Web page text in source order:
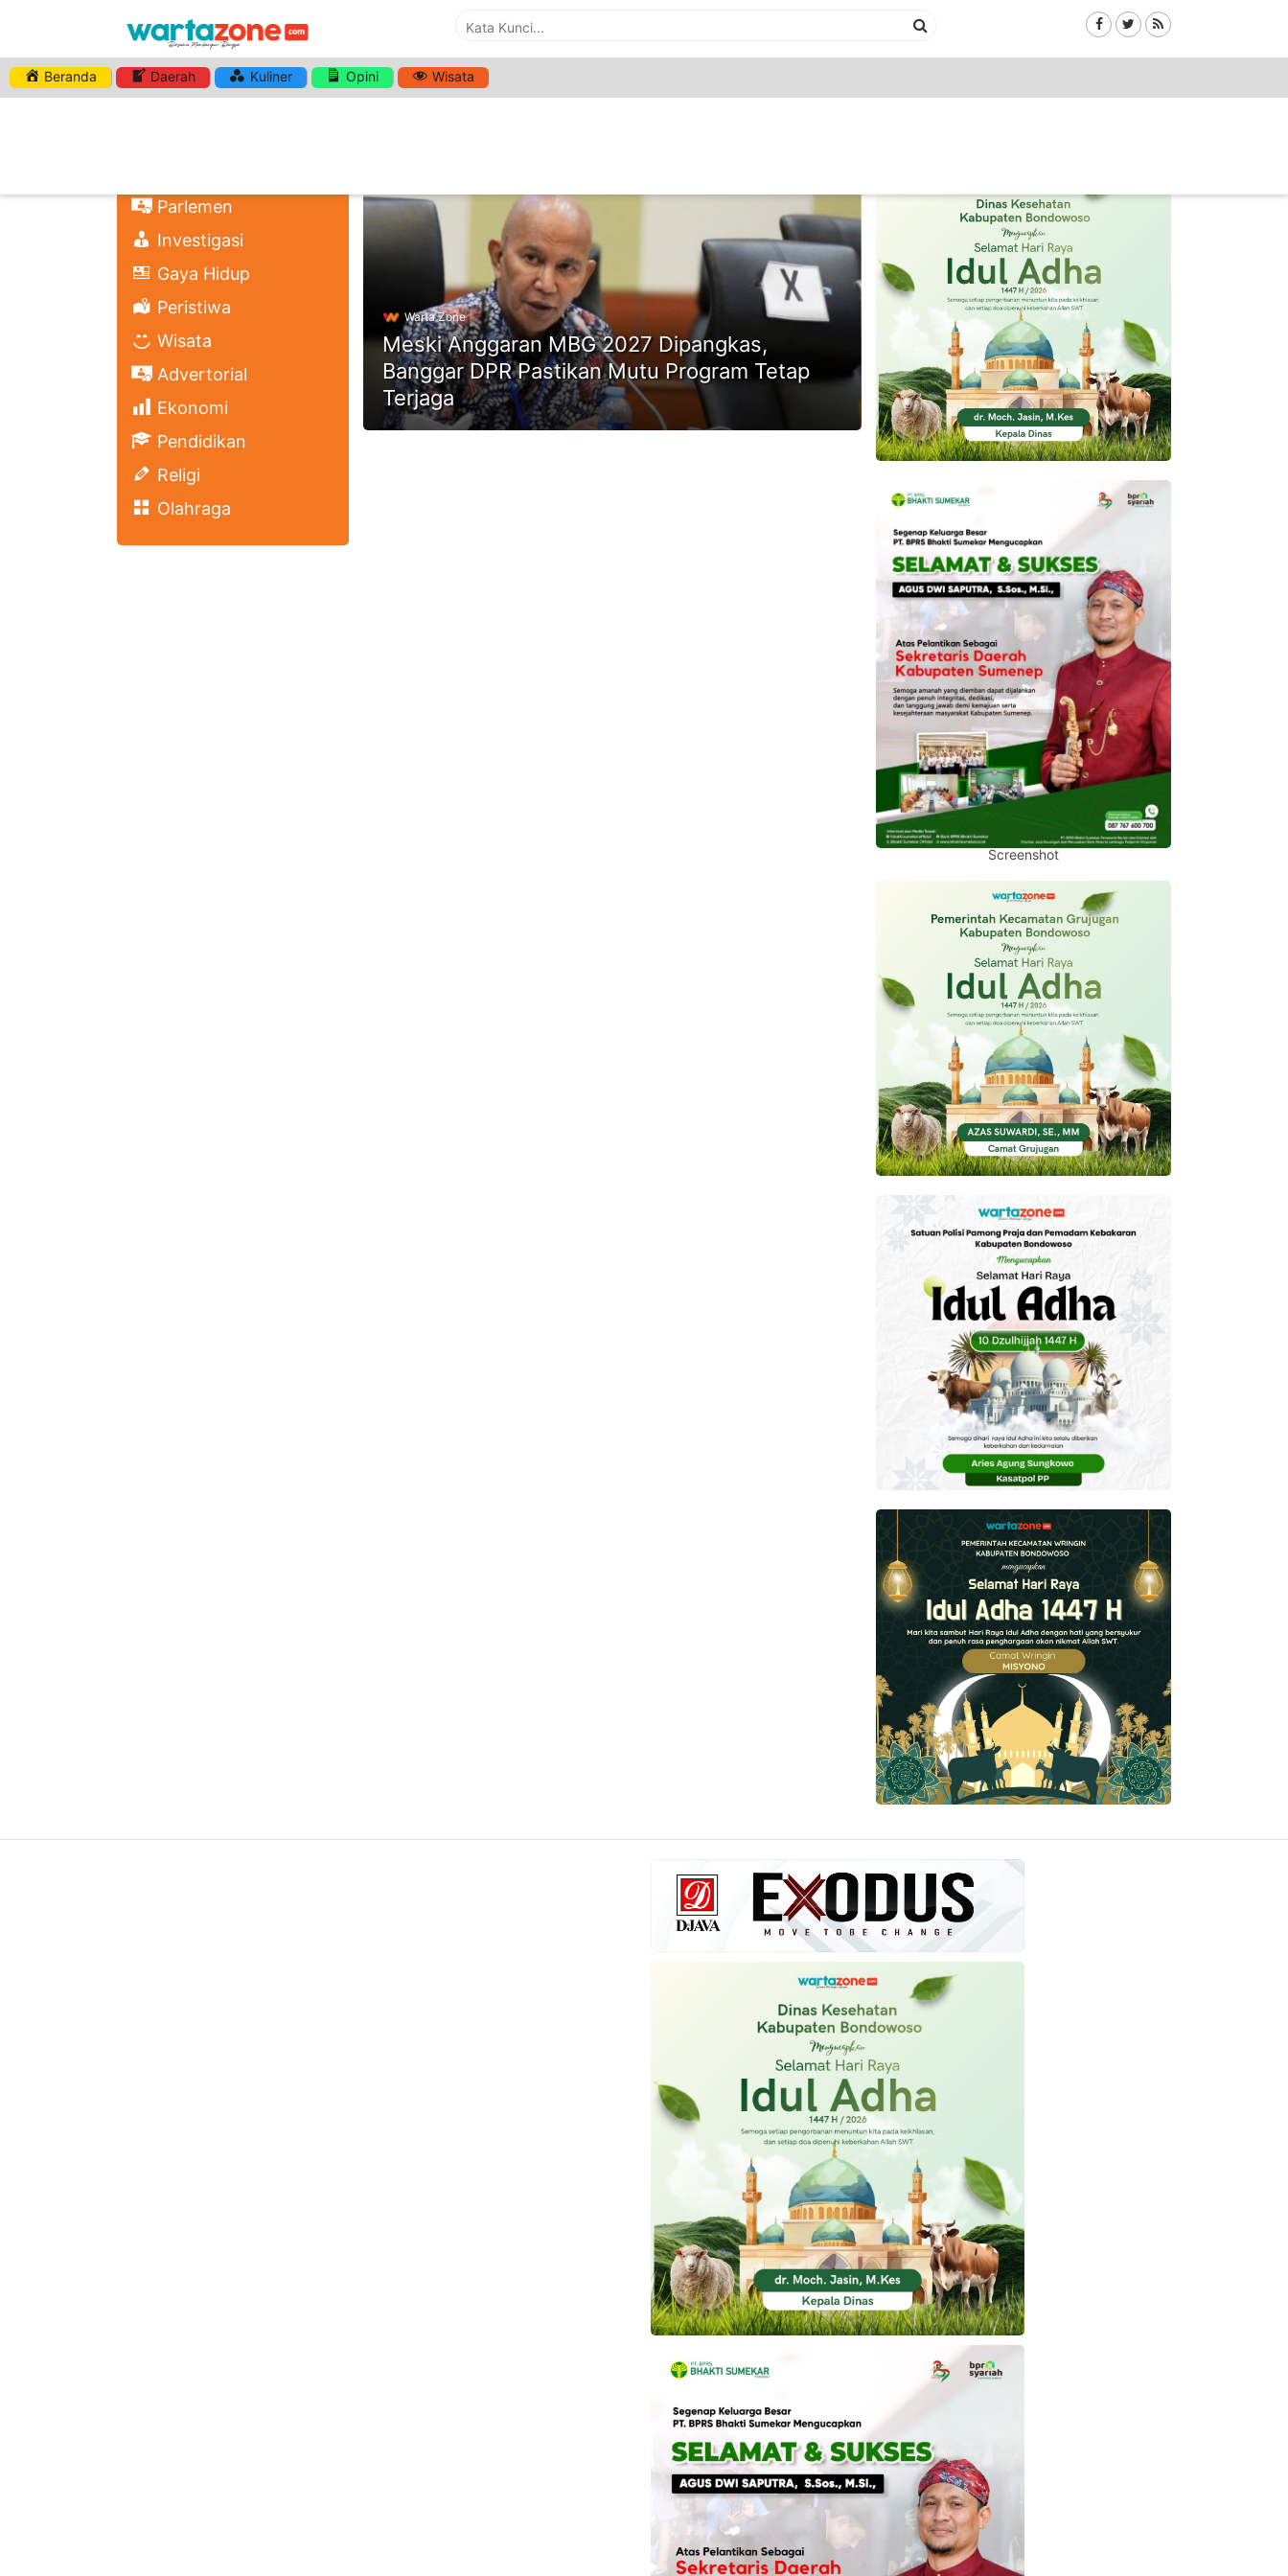
Beranda Daerah Kuliner Opini Wisata
Parlemen
Investigasi
Gaya Hidup
Peristiwa
Wisata
Advertorial
Ekonomi
Pendidikan
Religi
Olahraga
HASHTAG:SPPG
Warta Zone
Meski Anggaran MBG 2027 Dipangkas,
Banggar DPR Pastikan Mutu Program Tetap
Terjaga
Screenshot